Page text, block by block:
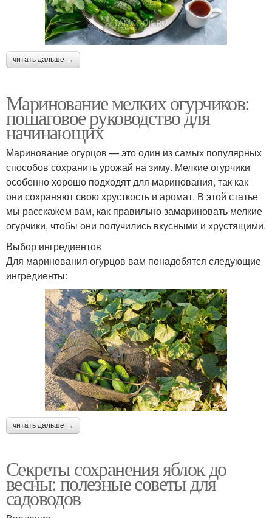
читать дальше →
Маринование мелких огурчиков:
пошаговое руководство для
начинающих
Маринование огурцов — это один из самых популярных
способов сохранить урожай на зиму. Мелкие огурчики
особенно хорошо подходят для маринования, так как
они сохраняют свою хрусткость и аромат. В этой статье
мы расскажем вам, как правильно замариновать мелкие
огурчики, чтобы они получились вкусными и хрустящими.
Выбор ингредиентов
Для маринования огурцов вам понадобятся следующие
ингредиенты:
читать дальше →
Секреты сохранения яблок до
весны: полезные советы для
садоводов